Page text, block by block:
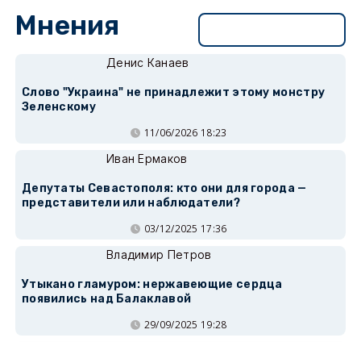
Мнения
Денис Канаев
Слово "Украина" не принадлежит этому монстру
Зеленскому
11/06/2026 18:23
Иван Ермаков
Депутаты Севастополя: кто они для города —
представители или наблюдатели?
03/12/2025 17:36
Владимир Петров
Утыкано гламуром: нержавеющие сердца
появились над Балаклавой
29/09/2025 19:28